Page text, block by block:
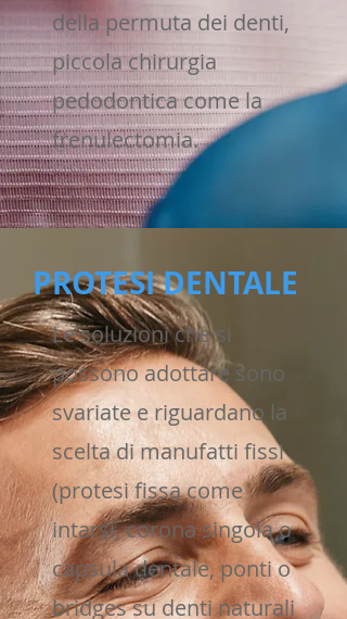
della permuta dei denti,
piccola chirurgia
pedodontica come la
frenulectomia.
PROTESI DENTALE
Le soluzioni che si
possono adottare sono
svariate e riguardano la
scelta di manufatti fissi
(protesi fissa come
intarsi, corona singola o
capsula dentale, ponti o
bridges su denti naturali